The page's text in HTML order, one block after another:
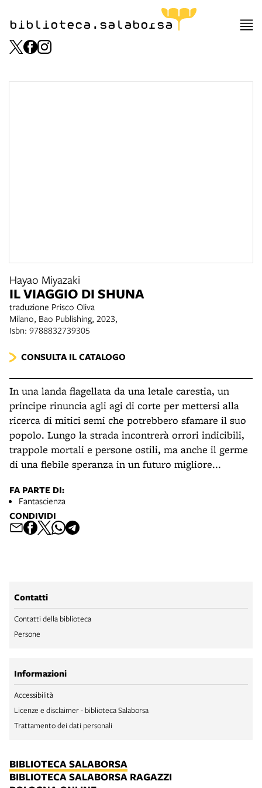
biblioteca.salaborsa
Hayao Miyazaki
IL VIAGGIO DI SHUNA
traduzione Prisco Oliva
Milano, Bao Publishing, 2023,
Isbn: 9788832739305
CONSULTA IL CATALOGO
In una landa flagellata da una letale carestia, un
principe rinuncia agli agi di corte per mettersi alla
ricerca di mitici semi che potrebbero sfamare il suo
popolo. Lungo la strada incontrerà orrori indicibili,
trappole mortali e persone ostili, ma anche il germe
di una flebile speranza in un futuro migliore...
FA PARTE DI:
Fantascienza
CONDIVIDI
Contatti
Contatti della biblioteca
Persone
Informazioni
Accessibilità
Licenze e disclaimer - biblioteca Salaborsa
Trattamento dei dati personali
BIBLIOTECA SALABORSA
BIBLIOTECA SALABORSA RAGAZZI